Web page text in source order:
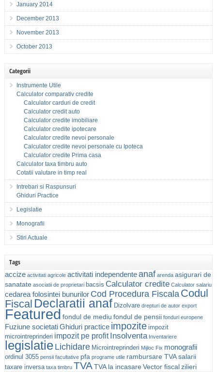
January 2014
December 2013
November 2013
October 2013
Categorii
Instrumente Utile
Calculator comparativ credite
Calculator carduri de credit
Calculator credit auto
Calculator credite imobiliare
Calculator credite ipotecare
Calculator credite nevoi personale
Calculator credite nevoi personale cu Ipoteca
Calculator credite Prima casa
Calculator taxa timbru auto
Cotatii valutare in timp real
Intrebari si Raspunsuri
Ghiduri Practice
Legislatie
Monografii
Stiri Actuale
Tags
accize activitati agricole activitati independenteanaf arenda asigurari de
sanatate asociatii de proprietari bacsis Calculator credite Calculator salariu
cedarea folosintei bunurilor Cod Procedura Fiscala Codul
Fiscal Declaratii anaf Dizolvare drepturi de autor export
Featured fondul de mediu fondul de pensii fonduri europene
Fuziune societatiGhiduri practice impozite impozit
microintreprinderi impozit pe profit Insolventa Inventariere
legislatieLichidare Microintreprinderi Mijloc Fix monografii
ordinul 3055 pensii facultative pfa programe utile rambursare TVAsalarii
taxare inversa taxa timbru TVATVA la incasareVector fiscalzilieri